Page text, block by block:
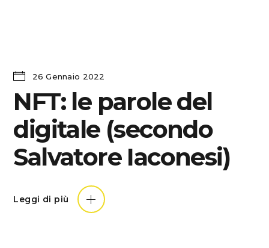
26 Gennaio 2022
NFT: le parole del
digitale (secondo
Salvatore Iaconesi)
Leggi di più